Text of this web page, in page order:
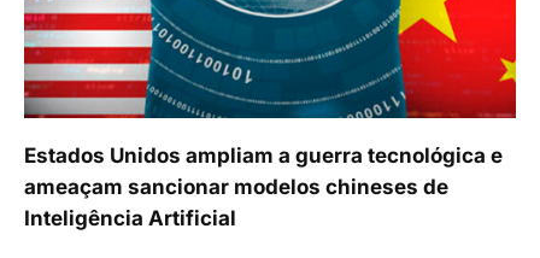
Estados Unidos ampliam a guerra tecnológica e
ameaçam sancionar modelos chineses de
Inteligência Artificial